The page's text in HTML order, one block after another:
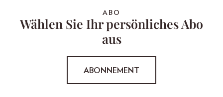
ABO
Wählen Sie Ihr persönliches Abo
aus
ABONNEMENT